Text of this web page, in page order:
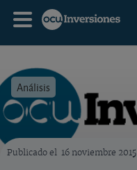
Análisis
Publicado el 16 noviembre 2015